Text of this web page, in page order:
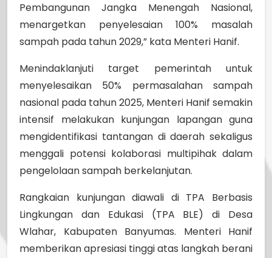
Pembangunan Jangka Menengah Nasional,
menargetkan penyelesaian 100% masalah
sampah pada tahun 2029,” kata Menteri Hanif.
Menindaklanjuti target pemerintah untuk
menyelesaikan 50% permasalahan sampah
nasional pada tahun 2025, Menteri Hanif semakin
intensif melakukan kunjungan lapangan guna
mengidentifikasi tantangan di daerah sekaligus
menggali potensi kolaborasi multipihak dalam
pengelolaan sampah berkelanjutan.
Rangkaian kunjungan diawali di TPA Berbasis
Lingkungan dan Edukasi (TPA BLE) di Desa
Wlahar, Kabupaten Banyumas. Menteri Hanif
memberikan apresiasi tinggi atas langkah berani